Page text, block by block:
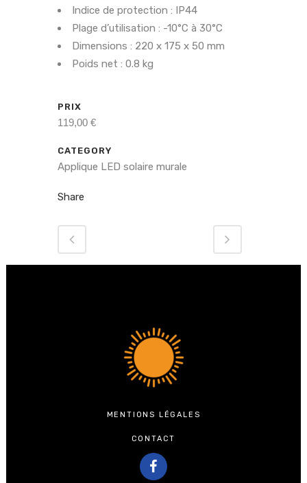
Indice de protection : IP44
Plage d’utilisation : -10°C à 30°C
Dimensions : 220 x 175 x 50 mm
Poids net : 0.8 kg
PRIX
119,00 €
CATEGORY
Applique LED solaire murale
Share
MENTIONS LÉGALES
CONTACT